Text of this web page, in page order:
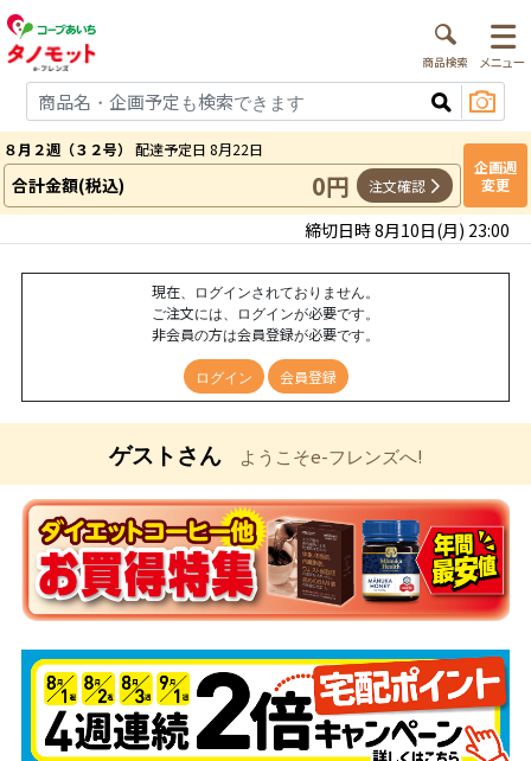
８月２週（３２号） 配達予定日 8月22日
合計金額(税込) 0円 注文確認
企画週
変更
締切日時 8月10日(月) 23:00
現在、ログインされておりません。
ご注文には、ログインが必要です。
非会員の方は会員登録が必要です。
ログイン 会員登録
ゲストさんようこそe-フレンズへ!